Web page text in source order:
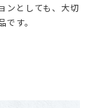
ンとしても、大切
す。